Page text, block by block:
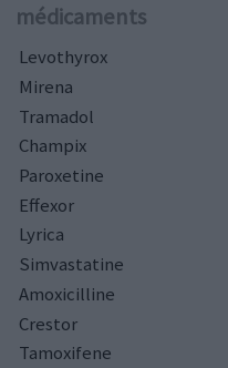
médicaments
Levothyrox
Mirena
Tramadol
Champix
Paroxetine
Effexor
Lyrica
Simvastatine
Amoxicilline
Crestor
Tamoxifene